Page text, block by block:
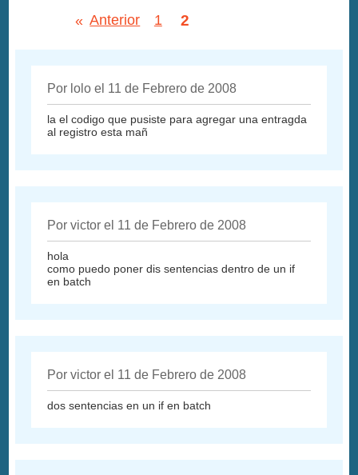
« Anterior 1 2
Por lolo el 11 de Febrero de 2008
la el codigo que pusiste para agregar una entragda
al registro esta mañ
Por victor el 11 de Febrero de 2008
hola
como puedo poner dis sentencias dentro de un if
en batch
Por victor el 11 de Febrero de 2008
dos sentencias en un if en batch